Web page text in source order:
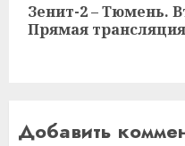
Следующая
Зенит-2 – Тюмень.
Прямая трансляция
Добавить